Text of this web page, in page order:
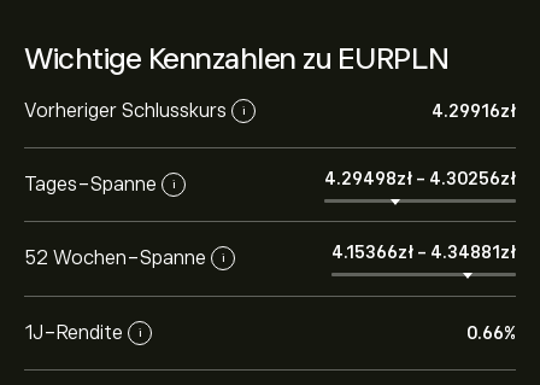
Wichtige Kennzahlen zu EURPLN
Vorheriger Schlusskurs i 4.29916‎zł‎
Tages-Spanne i 4.29498‎zł‎ - 4.30256‎zł‎
52 Wochen-Spanne i 4.15366‎zł‎ - 4.34881‎zł‎
1J-Rendite i 0.66%